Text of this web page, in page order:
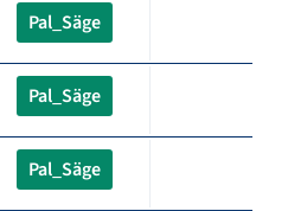
Pal_Säge
Pal_Säge
Pal_Säge